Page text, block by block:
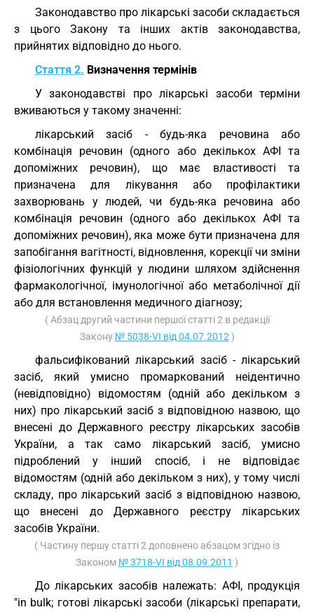
Законодавство про лікарські засоби складається
з цього Закону та інших актів законодавства,
прийнятих відповідно до нього.
Стаття 2. Визначення термінів
У законодавстві про лікарські засоби терміни
вживаються у такому значенні:
лікарський засіб - будь-яка речовина або
комбінація речовин (одного або декількох АФІ та
допоміжних речовин), що має властивості та
призначена для лікування або профілактики
захворювань у людей, чи будь-яка речовина або
комбінація речовин (одного або декількох АФІ та
допоміжних речовин), яка може бути призначена для
запобігання вагітності, відновлення, корекції чи зміни
фізіологічних функцій у людини шляхом здійснення
фармакологічної, імунологічної або метаболічної дії
або для встановлення медичного діагнозу;
( Абзац другий частини першої статті 2 в редакції
Закону № 5038-VI від 04.07.2012 )
фальсифікований лікарський засіб - лікарський
засіб, який умисно промаркований неідентично
(невідповідно) відомостям (одній або декільком з
них) про лікарський засіб з відповідною назвою, що
внесені до Державного реєстру лікарських засобів
України, а так само лікарський засіб, умисно
підроблений у інший спосіб, і не відповідає
відомостям (одній або декільком з них), у тому числі
складу, про лікарський засіб з відповідною назвою,
що внесені до Державного реєстру лікарських
засобів України.
( Частину першу статті 2 доповнено абзацом згідно із
Законом № 3718-VI від 08.09.2011 )
До лікарських засобів належать: АФІ, продукція
"in bulk; готові лікарські засоби (лікарські препарати,